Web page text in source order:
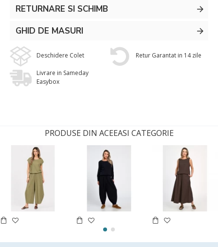
RETURNARE SI SCHIMB
GHID DE MASURI
Deschidere Colet Retur Garantat in 14 zile
Livrare in Sameday
Easybox
PRODUSE DIN ACEEASI CATEGORIE